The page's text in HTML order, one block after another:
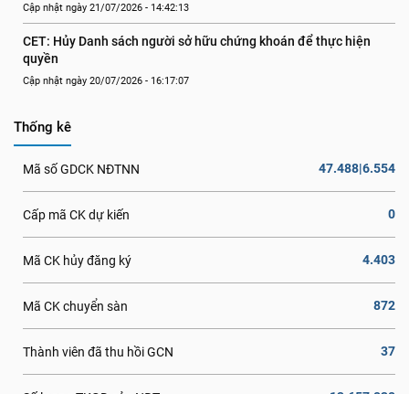
Cập nhật ngày 21/07/2026 - 14:42:13
CET: Hủy Danh sách người sở hữu chứng khoán để thực hiện
quyền
Cập nhật ngày 20/07/2026 - 16:17:07
Thống kê
Mã số GDCK NĐTNN 47.488|6.554
Cấp mã CK dự kiến 0
Mã CK hủy đăng ký 4.403
Mã CK chuyển sàn 872
Thành viên đã thu hồi GCN 37